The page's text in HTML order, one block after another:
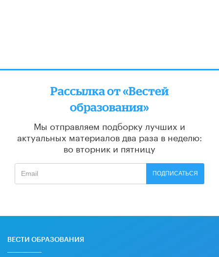
Рассылка от «Вестей
образования»
Мы отправляем подборку лучших и
актуальных материалов два раза в неделю:
во вторник и пятницу
ПОДПИСАТЬСЯ
ВЕСТИ ОБРАЗОВАНИЯ